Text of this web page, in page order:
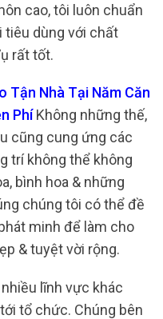
cao, tôi luôn chuẩn
tiêu dùng với chất
rất tốt.
Tận Nhà Tại Năm Căn
PhíKhông những thế,
cũng cung ứng các
trí không thể không
bình hoa & những
chúng tôi có thể đề
minh để làm cho
& tuyệt vời rộng.
lĩnh vực khác
tổ chức. Chúng bên